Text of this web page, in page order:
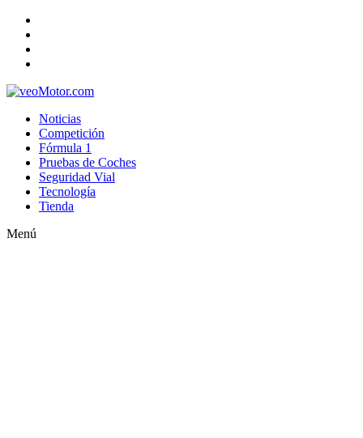
Noticias
Competición
Fórmula 1
Pruebas de Coches
Seguridad Vial
Tecnología
Tienda
Menú